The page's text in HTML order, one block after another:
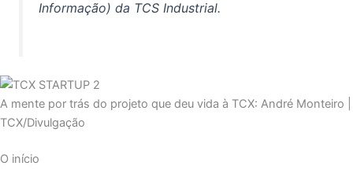
Informação) da TCS Industrial.
A mente por trás do projeto que deu vida à TCX: André Monteiro |
TCX/Divulgação
O início